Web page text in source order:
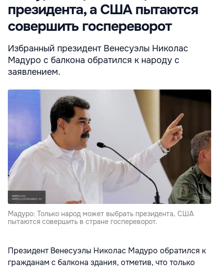
президента, а США пытаются
совершить госпереворот
Избранный президент Венесуэлы Николас
Мадуро с балкона обратился к народу с
заявлением.
Мадуро: Только народ может выбрать президента, США
пытаются совершить в стране госпереворот.
Президент Венесуэлы Николас Мадуро обратился к
гражданам с балкона здания, отметив, что только